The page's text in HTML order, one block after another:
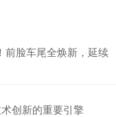
前脸车尾全焕新，延续
创新的重要引擎